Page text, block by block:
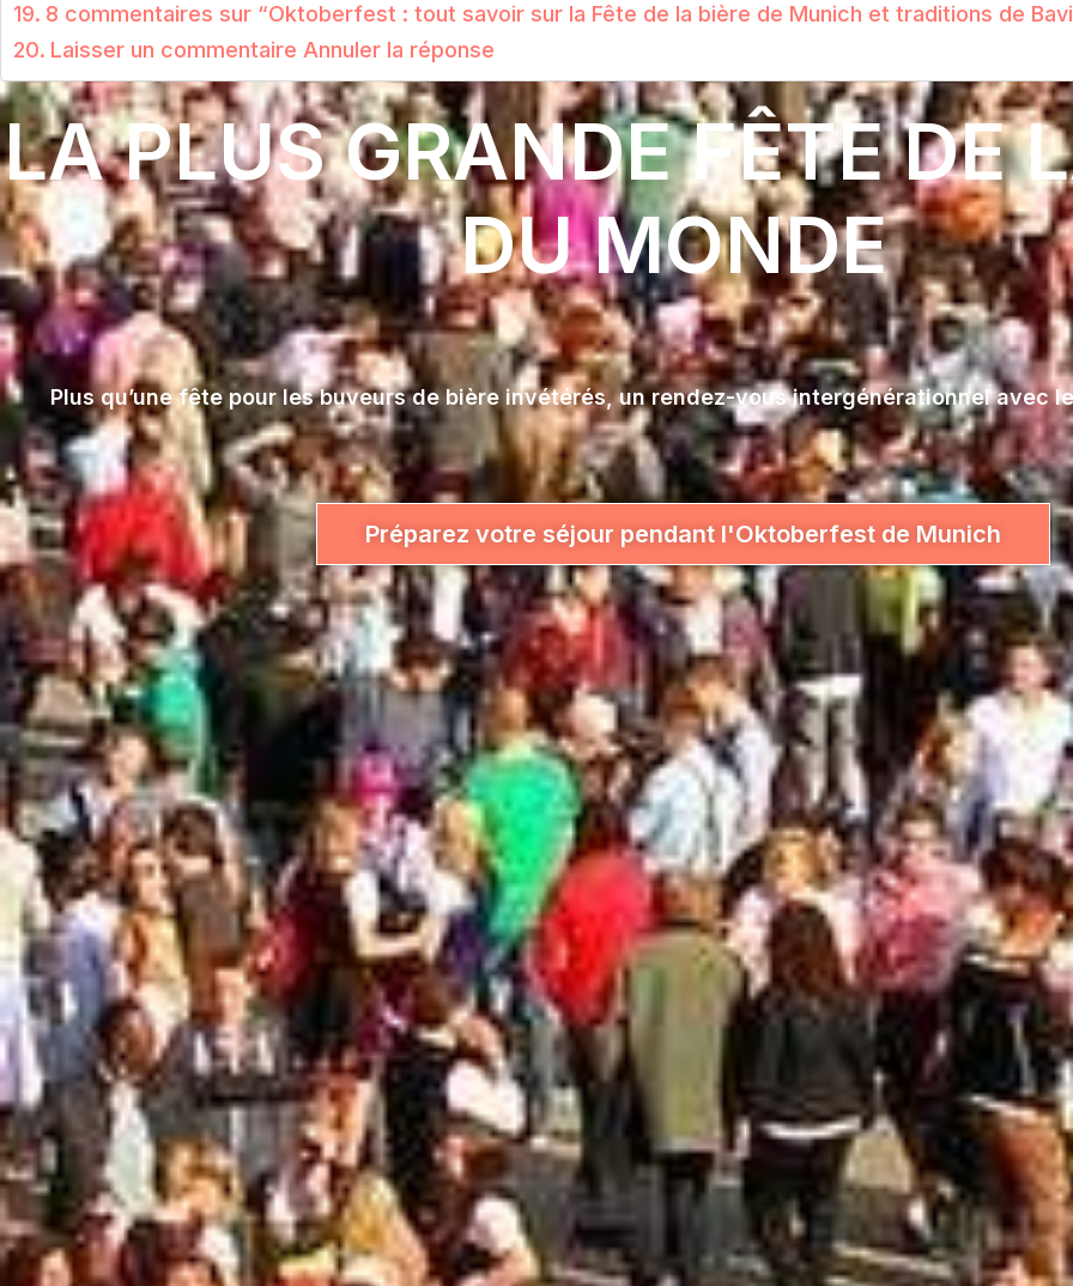
8 commentaires sur “Oktoberfest : tout savoir sur la Fête de la bière de Munich et traditions de
Laisser un commentaire Annuler la réponse
LA PLUS GRANDE FÊTE DE
DU MONDE
Plus qu’une fête pour les buveurs de bière invétérés, un rendez-vous intergénérationnel avec
Préparez votre séjour pendant l'Oktoberfest de Munich